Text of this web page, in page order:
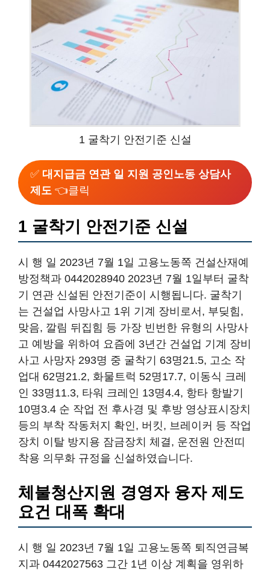
1 굴착기 안전기준 신설
✅ 대지급금 연관 일 지원 공인노동 상담사
제도 👈클릭
1 굴착기 안전기준 신설
시 행 일 2023년 7월 1일 고용노동쪽 건설산재예
방정책과 0442028940 2023년 7월 1일부터 굴착
기 연관 신설된 안전기준이 시행됩니다. 굴착기
는 건설업 사망사고 1위 기계 장비로서, 부딪힘,
맞음, 깔림 뒤집힘 등 가장 빈번한 유형의 사망사
고 예방을 위하여 요즘에 3년간 건설업 기계 장비
사고 사망자 293명 중 굴착기 63명21.5, 고소 작
업대 62명21.2, 화물트럭 52명17.7, 이동식 크레
인 33명11.3, 타워 크레인 13명4.4, 항타 항발기
10명3.4 순 작업 전 후사경 및 후방 영상표시장치
등의 부착 작동처지 확인, 버킷, 브레이커 등 작업
장치 이탈 방지용 잠금장치 체결, 운전원 안전띠
착용 의무화 규정을 신설하였습니다.
체불청산지원 경영자 융자 제도
요건 대폭 확대
시 행 일 2023년 7월 1일 고용노동쪽 퇴직연금복
지과 0442027563 그간 1년 이상 계획을 영위하